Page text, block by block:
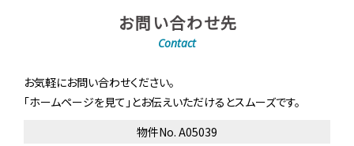
お問い合わせ先
Contact
お気軽にお問い合わせください。
「ホームページを見て」とお伝えいただけるとスムーズです。
物件No. A05039